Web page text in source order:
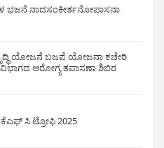
ಭಜನೆ ನಾದಸಂಕೀರ್ತನೋಪಾಸನಾ
ಯೋಜನೆ ಬಜಪೆ ಯೋಜನಾ ಕಚೇರಿ
ವಿಭಾಗದ ಆರೋಗ್ಯ ತಪಾಸಣಾ ಶಿಬಿರ
ಸಿ ಟ್ರೋಫಿ 2025